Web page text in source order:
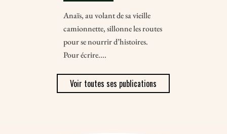
Anaïs, au volant de sa vieille
camionnette, sillonne les routes
pour se nourrir d’histoires.
Pour écrire....
Voir toutes ses publications